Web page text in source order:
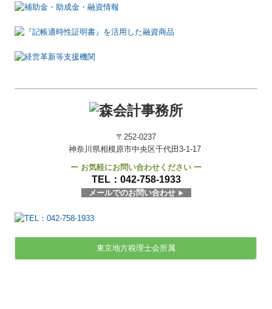
〒252-0237
神奈川県相模原市中央区千代田3-1-17
ー お気軽にお問い合わせください ー
TEL： 042-758-1933
メールでのお問い合わせ ▶
東京地方税理士会所属